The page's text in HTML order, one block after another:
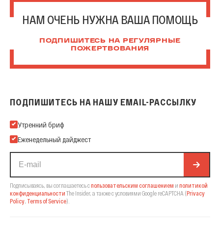
НАМ ОЧЕНЬ НУЖНА ВАША ПОМОЩЬ
ПОДПИШИТЕСЬ НА РЕГУЛЯРНЫЕ
ПОЖЕРТВОВАНИЯ
ПОДПИШИТЕСЬ НА НАШУ EMAIL-РАССЫЛКУ
Подпишитесь на нашу Email-рассылку
Утренний бриф
Еженедельный дайджест
Подписываясь, вы соглашаетесь спользовательским соглашением и политикой
конфиденциальности The Insider, а также с условиями Google reCAPTCHA (Privacy
Policy Terms of Service).